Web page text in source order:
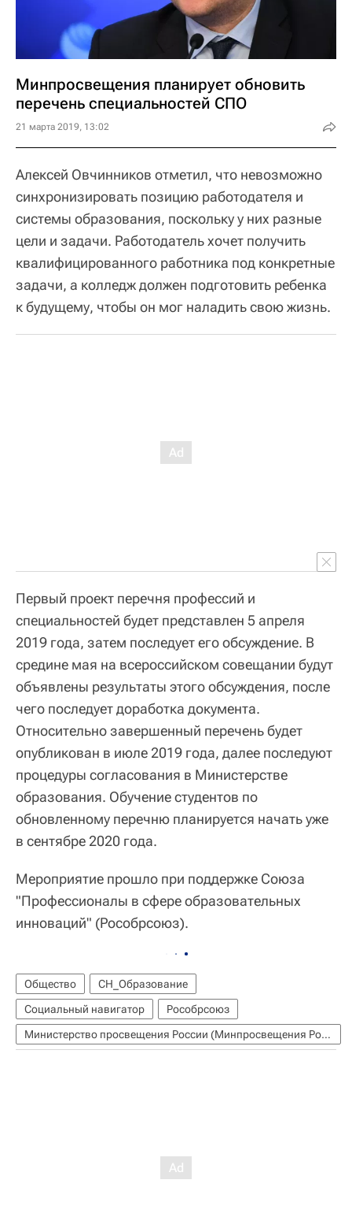
Минпросвещения планирует обновить
перечень специальностей СПО
21 марта 2019, 13:02
Алексей Овчинников отметил, что невозможно
синхронизировать позицию работодателя и
системы образования, поскольку у них разные
цели и задачи. Работодатель хочет получить
квалифицированного работника под конкретные
задачи, а колледж должен подготовить ребенка
к будущему, чтобы он мог наладить свою жизнь.
Первый проект перечня профессий и
специальностей будет представлен 5 апреля
2019 года, затем последует его обсуждение. В
средине мая на всероссийском совещании будут
объявлены результаты этого обсуждения, после
чего последует доработка документа.
Относительно завершенный перечень будет
опубликован в июле 2019 года, далее последуют
процедуры согласования в Министерстве
образования. Обучение студентов по
обновленному перечню планируется начать уже
в сентябре 2020 года.
Мероприятие прошло при поддержке Союза
"Профессионалы в сфере образовательных
инноваций" (Рособрсоюз).
Общество
СН_Образование
Социальный навигатор
Рособрсоюз
Министерство просвещения России (Минпросвещения России)